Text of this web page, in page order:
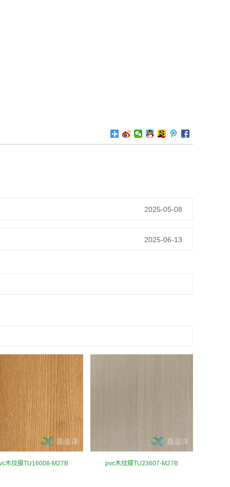
2025-05-08
2025-06-13
木纹膜TU16008-M27B pvc木纹膜TU23607-M27B